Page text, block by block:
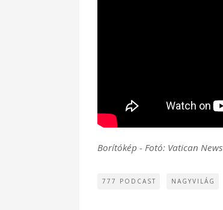
Borítókép - Fotó: Vatican News
777 PODCAST NAGYVILÁG